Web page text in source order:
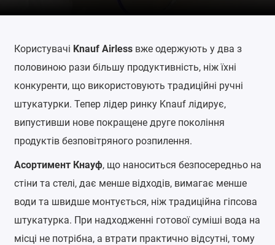
Користувачі Knauf Airlessвже одержують у два з
половиною рази більшу продуктивність, ніж їхні
конкуренти, що використовують традиційні ручні
штукатурки. Тепер лідер ринку Knauf лідирує,
випустивши нове покращене друге покоління
продуктів безповітряного розпилення.
Асортимент Кнауф, що наноситься безпосередньо на
стіни та стелі, дає менше відходів, вимагає менше
води та швидше монтується, ніж традиційна гіпсова
штукатурка. При надходженні готової суміші вода на
місці не потрібна, а втрати практично відсутні, тому